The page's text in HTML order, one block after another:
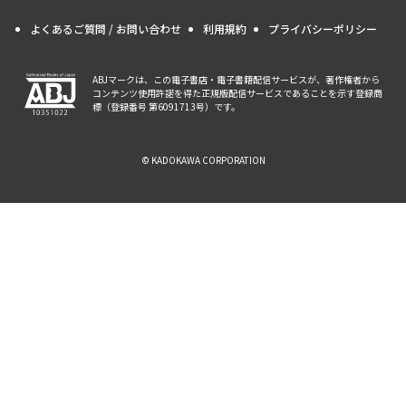
よくあるご質問 / お問い合わせ 利用規約 プライバシーポリシー
ABJマークは、この電子書店・電子書籍配信サービスが、著作権者から
コンテンツ使用許諾を得た正規版配信サービスであることを示す登録商
標（登録番号 第6091713号）です。
© KADOKAWA CORPORATION